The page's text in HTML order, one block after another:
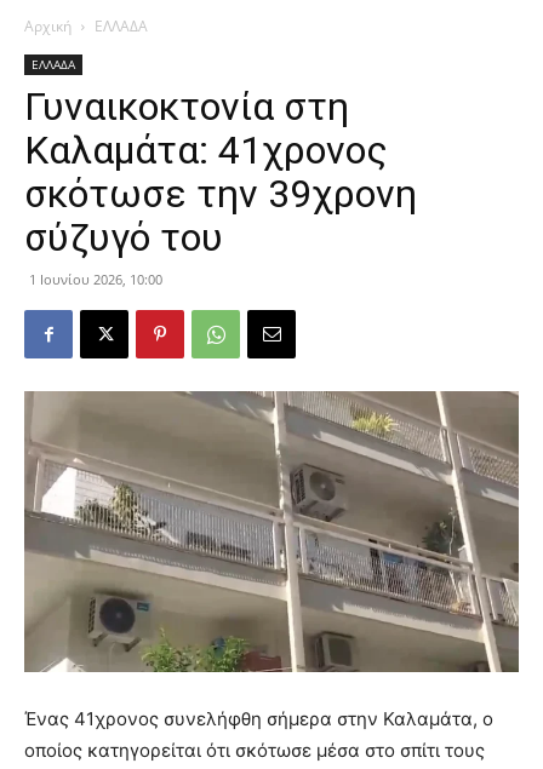
Αρχική ΕΛΛΑΔΑ
ΕΛΛΑΔΑ
Γυναικοκτονία στη
Καλαμάτα: 41χρονος
σκότωσε την 39χρονη
σύζυγό του
1 Ιουνίου 2026, 10:00
Ένας 41χρονος συνελήφθη σήμερα στην Καλαμάτα, ο
οποίος κατηγορείται ότι σκότωσε μέσα στο σπίτι τους